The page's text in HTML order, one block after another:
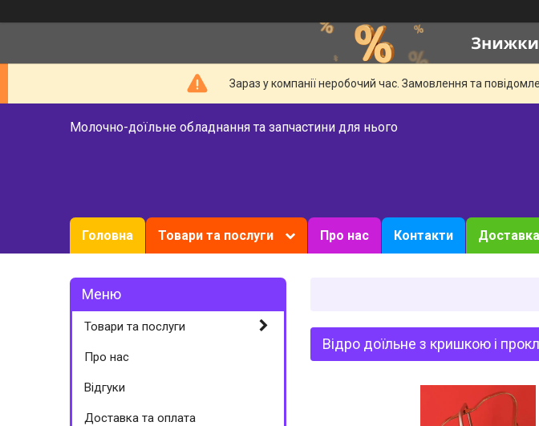
Зараз у компанії неробочий час. Замовлення та
Молочно-доїльне обладнання та запчастини для нього
Головна Товари та послуги Про нас Контакти
Відро доїльне з кришкою і
Товари та послуги
Про нас
Відгуки
Доставка та оплата